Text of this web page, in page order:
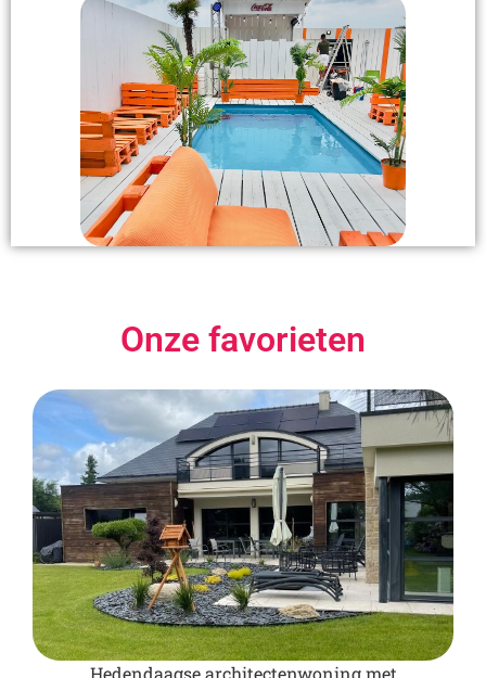
Onze favorieten
Hedendaagse architectenwoning met